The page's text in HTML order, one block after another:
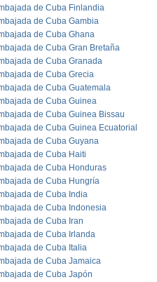
de Cuba Finlandia
de Cuba Gambia
de Cuba Ghana
de Cuba Gran Bretaña
de Cuba Granada
de Cuba Grecia
de Cuba Guatemala
de Cuba Guinea
de Cuba Guinea Bissau
de Cuba Guinea Ecuatorial
de Cuba Guyana
de Cuba Haiti
de Cuba Honduras
de Cuba Hungría
de Cuba India
de Cuba Indonesia
de Cuba Iran
de Cuba Irlanda
de Cuba Italia
de Cuba Jamaica
de Cuba Japón